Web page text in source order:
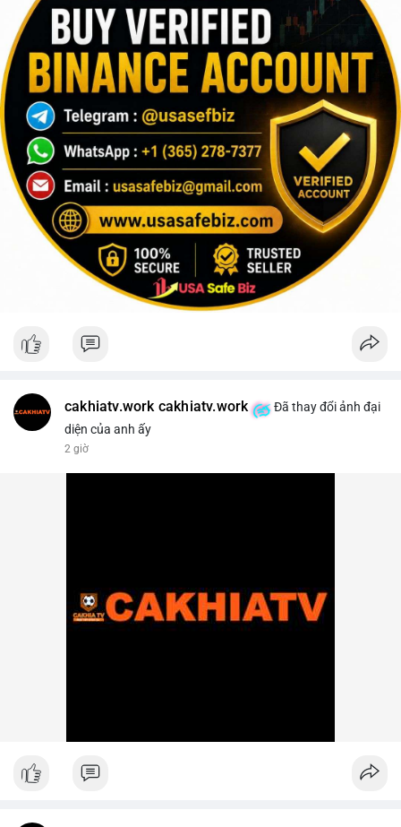
cakhiatv.work cakhiatv.work
Đã thay đổi ảnh đại
diện của anh ấy
2 giờ